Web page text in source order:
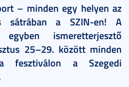
– minden egy helyen az
sátrában a SZIN-en! A
ismeretterjesztő
25–29. között minden
fesztiválon a Szegedi